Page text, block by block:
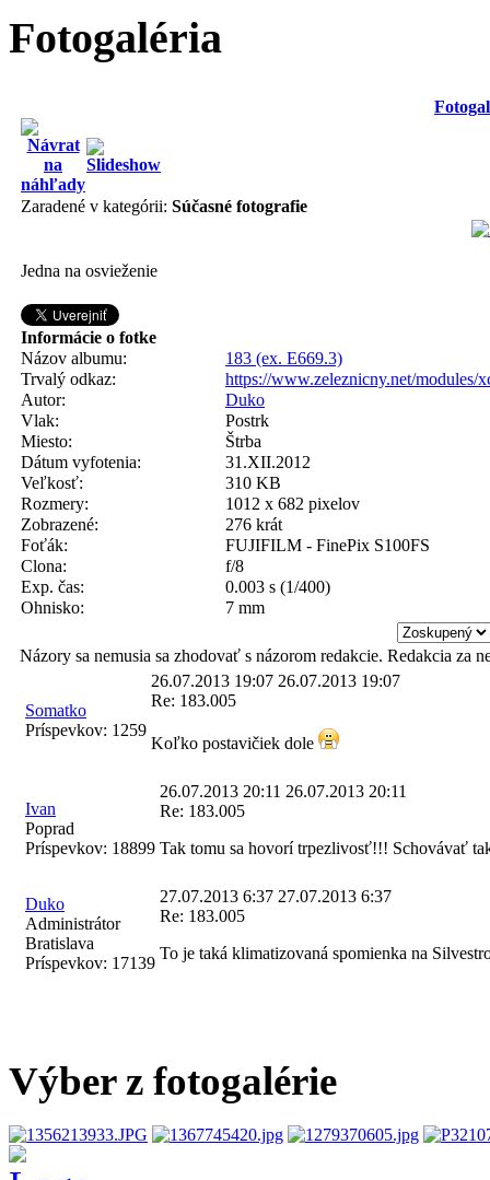
Fotogaléria
Zaradené v kategórii: Súčasné fotografie
Jedna na osvieženie
Informácie o fotke
Názov albumu:
183 (ex. E669.3)
Trvalý odkaz:
https://www.zeleznicny.net/modules/
Autor:
Duko
Vlak:
Postrk
Miesto:
Štrba
Dátum vyfotenia:
31.XII.2012
Veľkosť:
310 KB
Rozmery:
1012 x 682 pixelov
Zobrazené:
276 krát
Foťák:
FUJIFILM - FinePix S100FS
Clona:
f/8
Exp. čas:
0.003 s (1/400)
Ohnisko:
7 mm
Názory sa nemusia sa zhodovať s názorom redakcie. Redakcia za
Somatko
Príspevkov: 1259
26.07.2013 19:07 26.07.2013 19:07
Re: 183.005
Koľko postavičiek dole
Ivan
Poprad
Príspevkov: 18899
26.07.2013 20:11 26.07.2013 20:11
Re: 183.005
Tak tomu sa hovorí trpezlivosť!!! Schovávať
Duko
Administrátor
Bratislava
Príspevkov: 17139
27.07.2013 6:37 27.07.2013 6:37
Re: 183.005
To je taká klimatizovaná spomienka na
Výber z fotogalérie